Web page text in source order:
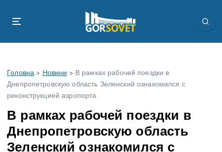
Головна > Новини > В рамках рабочей поездки в
Днепропетровскую область Зеленский ознакомился с
реконструкцией аэропорта
В рамках рабочей поездки в
Днепропетровскую область
Зеленский ознакомился с